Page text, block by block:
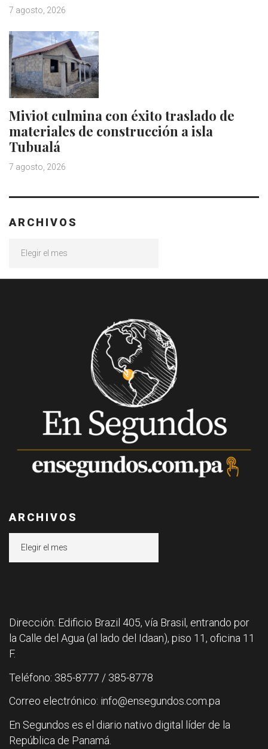
7 agosto, 2026
Miviot culmina con éxito traslado de
materiales de construcción a isla
Tubualá
7 agosto, 2026
ARCHIVOS
ARCHIVOS
Dirección: Edificio Brazil 405, vía Brasil, entrando por
la Calle del Agua (al lado del Idaan), piso 11, oficina 11
F.
Teléfono: 385-8777 / 385-8778
Correo electrónico: info@ensegundos.com.pa
En Segundos es el diario nativo digital líder de la
República de Panamá.